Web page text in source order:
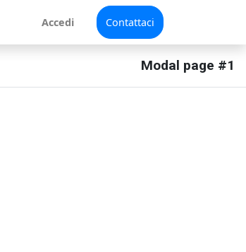
Accedi Contattaci
Close
Modal page #1